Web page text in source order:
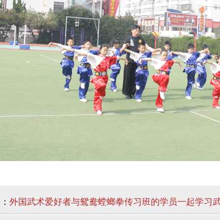
外国武术爱好者与鸳鸯螳螂拳传习班的学员一起学习